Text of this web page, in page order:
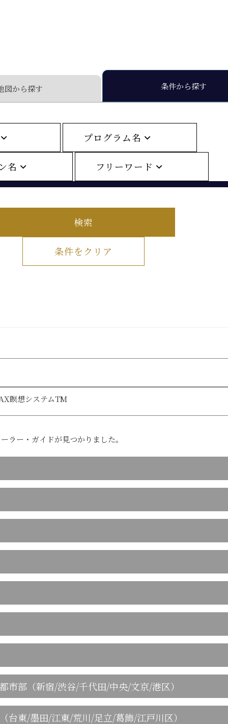
図から探す 条件から探す
プログラム名
名 フリーワード
検索
条件をクリア
瞑想システムTM
ラー・ガイドが見つかりました。
市部（新宿/渋谷/千代田/中央/文京/港区）
台東/墨田/江東/荒川/足立/葛飾/江戸川区）